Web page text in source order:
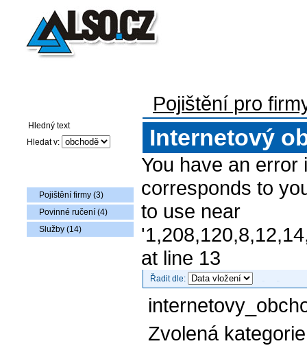
Hledat v:
Pojištění firmy (3)
Povinné ručení (4)
Služby (14)
Pojištění pro
Internetový
You have an
corresponds to
to use near
at line 13
Řadit dle:
Zvolená